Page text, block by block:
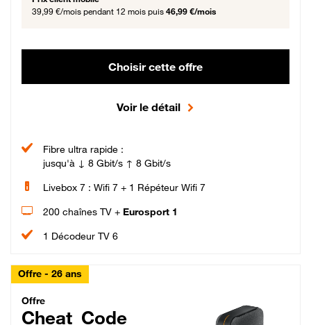
39,99 €/mois pendant 12 mois puis 46,99 €/mois
Choisir cette offre
Voir le détail
Fibre ultra rapide :
jusqu'à ↓ 8 Gbit/s ↑ 8 Gbit/s
Livebox 7 : Wifi 7 + 1 Répéteur Wifi 7
200 chaînes TV + Eurosport 1
1 Décodeur TV 6
Offre - 26 ans
Cheat_Code Fibre_18_26
Offre
Cheat_Code